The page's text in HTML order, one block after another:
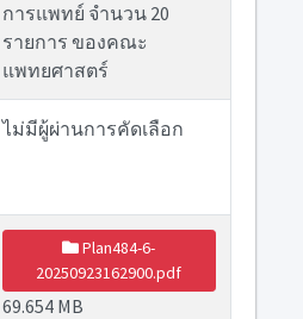
การแพทย์ จำนวน 20
รายการ ของคณะ
แพทยศาสตร์
ไม่มีผู้ผ่านการคัดเลือก
Plan484-6-
20250923162900.pdf
69.654 MB